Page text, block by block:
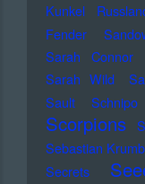
Kunkel
Fender
Sarah Connor
Sarah Wild
Sault
Scorpions
Sebastian
Secrets